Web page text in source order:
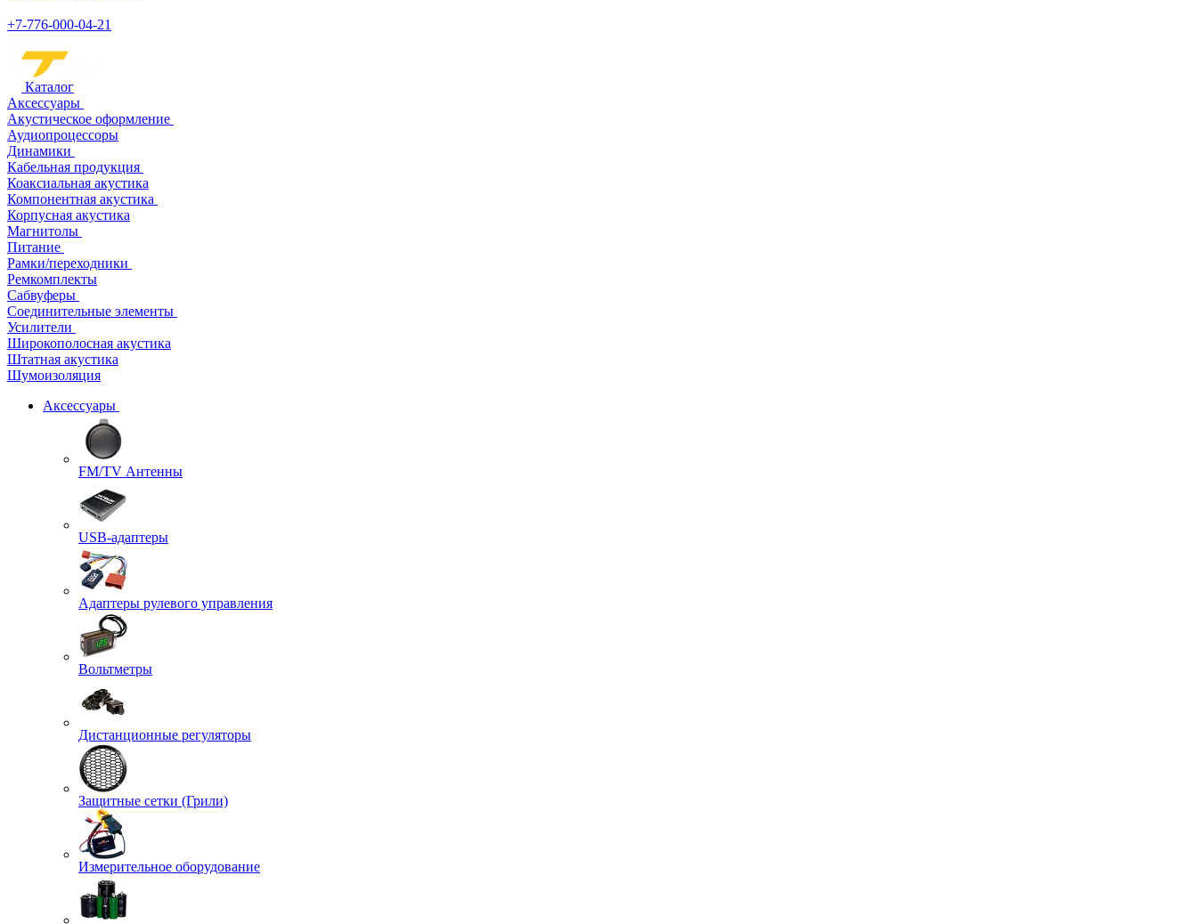
+7-776-000-04-21
Каталог
Аксессуары
Акустическое оформление
Аудиопроцессоры
Динамики
Кабельная продукция
Коаксиальная акустика
Компонентная акустика
Корпусная акустика
Магнитолы
Питание
Рамки/переходники
Ремкомплекты
Сабвуферы
Соединительные элементы
Усилители
Широкополосная акустика
Штатная акустика
Шумоизоляция
Аксессуары
FM/TV Антенны
USB-адаптеры
Адаптеры рулевого управления
Вольтметры
Дистанционные регуляторы
Защитные сетки (Грили)
Измерительное оборудование